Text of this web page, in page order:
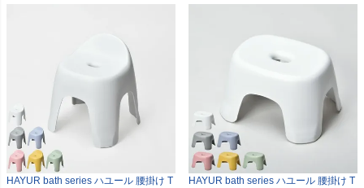
HAYUR bath series ハユール 腰掛け T
HAYUR bath series ハユール 腰掛け T